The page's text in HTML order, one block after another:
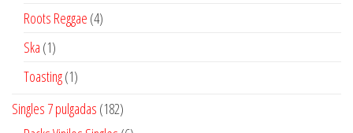
productos
Roots Reggae 44
Ska 11
producto
Toasting 11
Singles 7 pulgadas 182182